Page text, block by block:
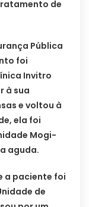
de
Pública
foi
Invitro
à sua
e voltou à
ela foi
Mogi-
aguda.
a paciente foi
de